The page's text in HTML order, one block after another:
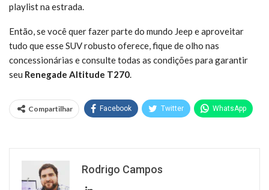
playlist na estrada.
Então, se você quer fazer parte do mundo Jeep e aproveitar
tudo que esse SUV robusto oferece, fique de olho nas
concessionárias e consulte todas as condições para garantir
seu Renegade Altitude T270.
Compartilhar Facebook Twitter WhatsApp
Rodrigo Campos